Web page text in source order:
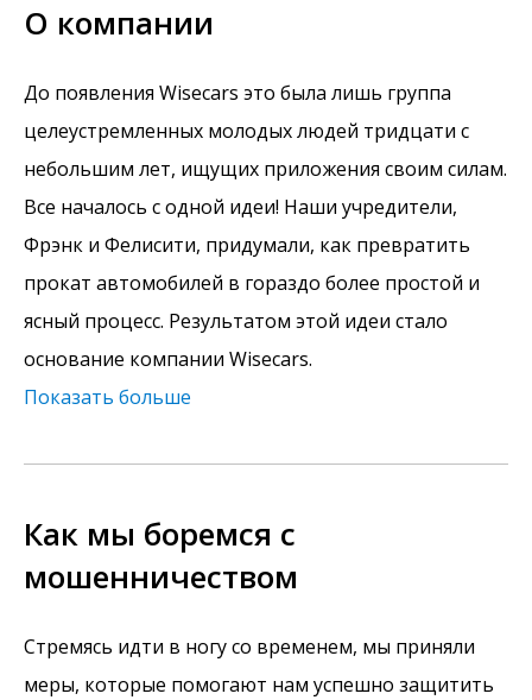
О компании
До появления Wisecars это была лишь группа
целеустремленных молодых людей тридцати с
небольшим лет, ищущих приложения своим силам.
Все началось с одной идеи! Наши учредители,
Фрэнк и Фелисити, придумали, как превратить
прокат автомобилей в гораздо более простой и
ясный процесс. Результатом этой идеи стало
основание компании Wisecars.
Показать больше
Как мы боремся с
мошенничеством
Стремясь идти в ногу со временем, мы приняли
меры, которые помогают нам успешно защитить